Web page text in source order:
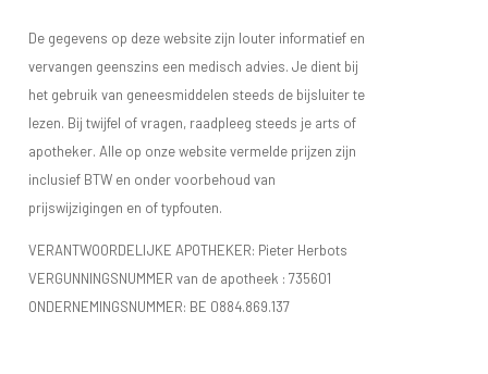
De gegevens op deze website zijn louter informatief en
vervangen geenszins een medisch advies. Je dient bij
het gebruik van geneesmiddelen steeds de bijsluiter te
lezen. Bij twijfel of vragen, raadpleeg steeds je arts of
apotheker. Alle op onze website vermelde prijzen zijn
inclusief BTW en onder voorbehoud van
prijswijzigingen en of typfouten.
VERANTWOORDELIJKE APOTHEKER: Pieter Herbots
VERGUNNINGSNUMMER van de apotheek : 735601
ONDERNEMINGSNUMMER: BE 0884.869.137